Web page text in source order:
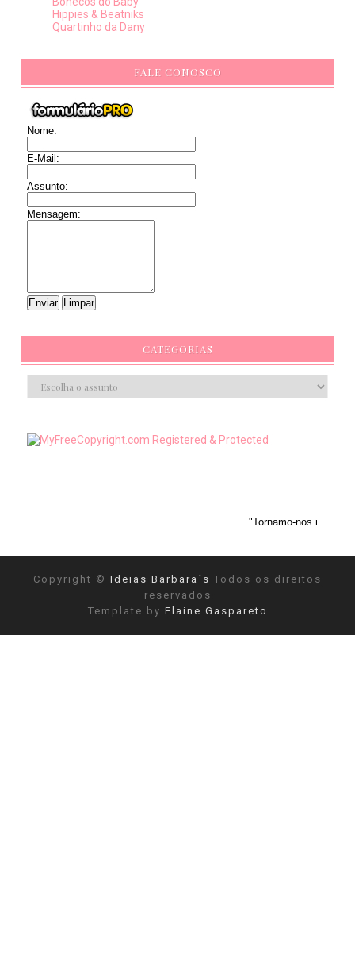
Hippies & Beatniks
Quartinho da Dany
FALE CONOSCO
Nome:
E-Mail:
Assunto:
Mensagem:
CATEGORIAS
"Tornamo-nos mais objetivos depois
Copyright © Ideias Barbara´s Todos os direitos
reservados
Template by Elaine Gaspareto